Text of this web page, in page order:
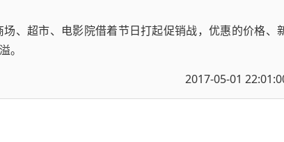
、超市、电影院借着节日打起促销战，优惠的价格、
。
2017-05-01